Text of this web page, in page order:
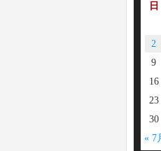
日
2
9
16
23
30
« 7